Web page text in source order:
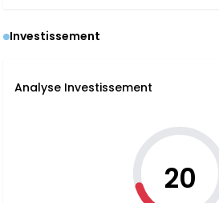
Investissement
Analyse Investissement
20